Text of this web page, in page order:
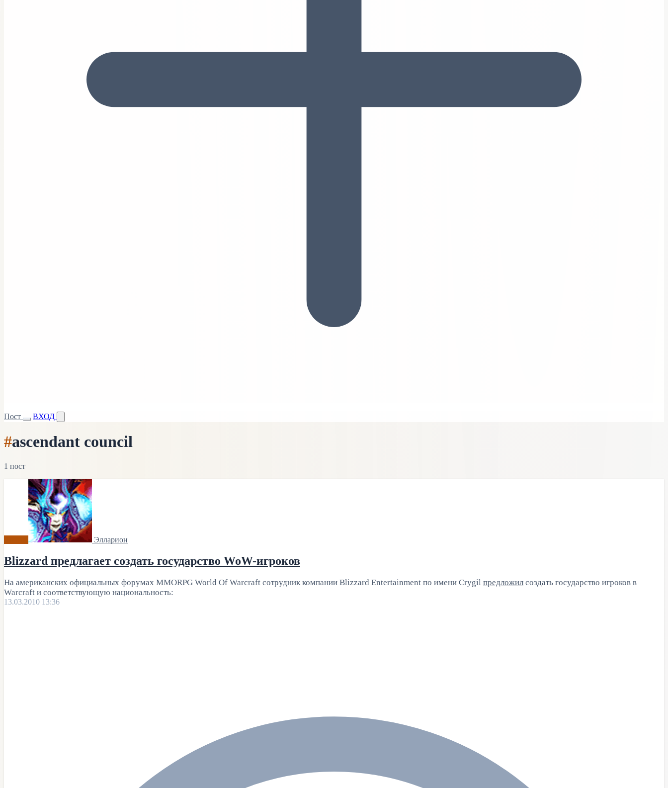
Пост ВХОД
#ascendant council
1 пост
Элларион
Blizzard предлагает создать государство WoW-игроков
На американских официальных форумах MMORPG World Of Warcraft сотрудник компании Blizzard Entertainment по имени Crygil предложил создать государство игроков в
Warcraft и соответствующую национальность:
13.03.2010 13:36